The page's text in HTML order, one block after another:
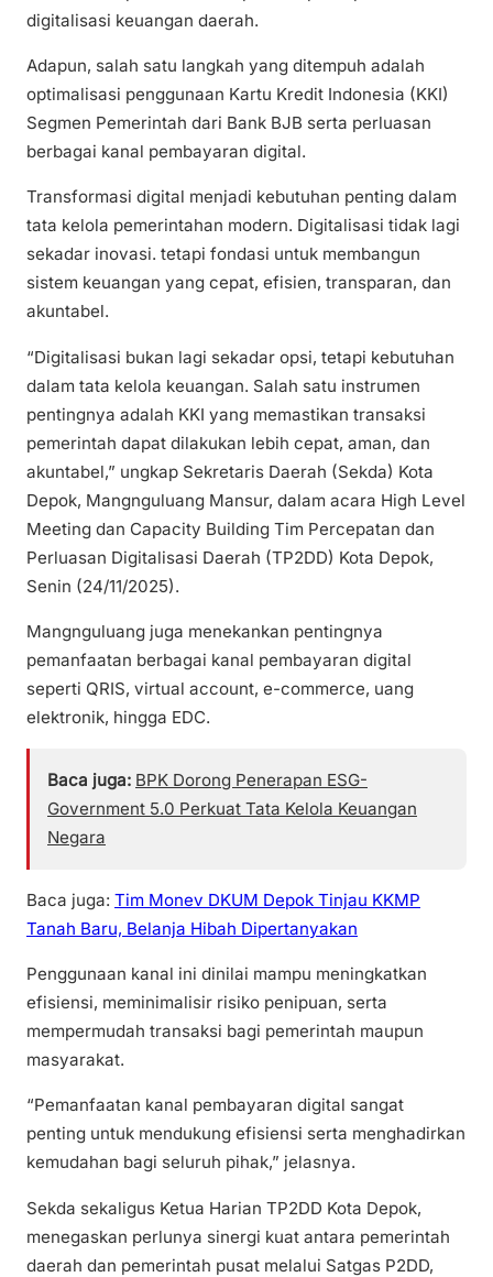
digitalisasi keuangan daerah.
Adapun, salah satu langkah yang ditempuh adalah
optimalisasi penggunaan Kartu Kredit Indonesia (KKI)
Segmen Pemerintah dari Bank BJB serta perluasan
berbagai kanal pembayaran digital.
Transformasi digital menjadi kebutuhan penting dalam
tata kelola pemerintahan modern. Digitalisasi tidak lagi
sekadar inovasi. tetapi fondasi untuk membangun
sistem keuangan yang cepat, efisien, transparan, dan
akuntabel.
“Digitalisasi bukan lagi sekadar opsi, tetapi kebutuhan
dalam tata kelola keuangan. Salah satu instrumen
pentingnya adalah KKI yang memastikan transaksi
pemerintah dapat dilakukan lebih cepat, aman, dan
akuntabel,” ungkap Sekretaris Daerah (Sekda) Kota
Depok, Mangnguluang Mansur, dalam acara High Level
Meeting dan Capacity Building Tim Percepatan dan
Perluasan Digitalisasi Daerah (TP2DD) Kota Depok,
Senin (24/11/2025).
Mangnguluang juga menekankan pentingnya
pemanfaatan berbagai kanal pembayaran digital
seperti QRIS, virtual account, e-commerce, uang
elektronik, hingga EDC.
Baca juga: BPK Dorong Penerapan ESG-
Government 5.0 Perkuat Tata Kelola Keuangan
Negara
Baca juga: Tim Monev DKUM Depok Tinjau KKMP
Tanah Baru, Belanja Hibah Dipertanyakan
Penggunaan kanal ini dinilai mampu meningkatkan
efisiensi, meminimalisir risiko penipuan, serta
mempermudah transaksi bagi pemerintah maupun
masyarakat.
“Pemanfaatan kanal pembayaran digital sangat
penting untuk mendukung efisiensi serta menghadirkan
kemudahan bagi seluruh pihak,” jelasnya.
Sekda sekaligus Ketua Harian TP2DD Kota Depok,
menegaskan perlunya sinergi kuat antara pemerintah
daerah dan pemerintah pusat melalui Satgas P2DD,